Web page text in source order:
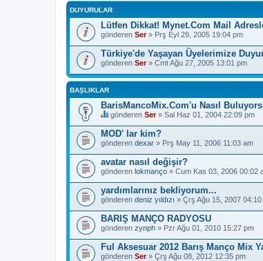
DUYURULAR
Lütfen Dikkat! Mynet.Com Mail
gönderen Ser» Prş Eyl 29, 2005 19:04 pm
Türkiye'de Yaşayan Üyelerimize
gönderen Ser» Cmt Ağu 27, 2005 13:01 pm
BAŞLIKLAR
BarisMancoMix.Com'u Nasıl
B
u
b
a
ş
l
ı
b
i
r
a
n
k
e
t
e
gönderen Ser» Sal Haz 01, 2004 22:09 pm
MOD' lar kim?
gönderen dexar » Prş May 11, 2006 11:03 am
avatar nasıl değişir?
gönderen lokmanço » Cum Kas 03, 2006 00:02
yardımlarınız bekliyorum...
gönderen deniz yıldızı » Çrş Ağu 15, 2007 04:10
BARIŞ MANÇO RADYOSU
gönderen zynph » Pzr Ağu 01, 2010 15:27 pm
Ful Aksesuar 2012 Barış Manço Mix
gönderen Ser» Çrş Ağu 08, 2012 12:35 pm